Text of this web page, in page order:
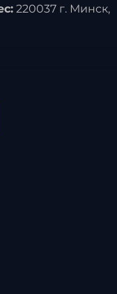
220037 г. Минск,